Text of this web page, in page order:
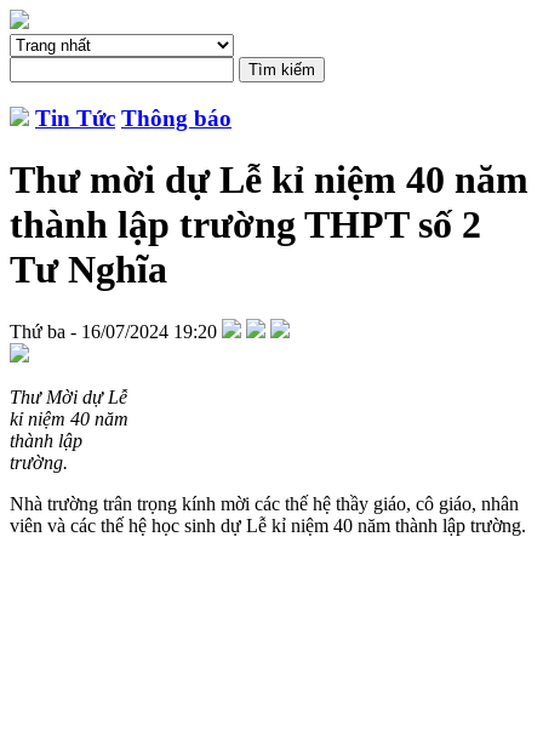
Tin Tức Thông báo
Thư mời dự Lễ kỉ niệm 40 năm
thành lập trường THPT số 2
Tư Nghĩa
Thứ ba - 16/07/2024 19:20
Thư Mời dự Lễ
kỉ niệm 40 năm
thành lập
trường.
Nhà trường trân trọng kính mời các thế hệ thầy giáo, cô giáo, nhân
viên và các thế hệ học sinh dự Lễ kỉ niệm 40 năm thành lập trường.